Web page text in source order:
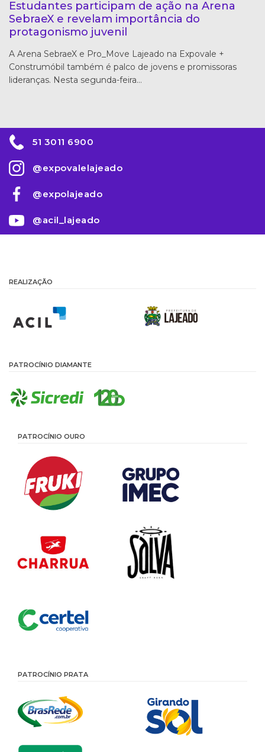
Estudantes participam de ação na Arena
SebraeX e revelam importância do
protagonismo juvenil
A Arena SebraeX e Pro_Move Lajeado na Expovale +
Construmóbil também é palco de jovens e promissoras
lideranças. Nesta segunda-feira…
51 3011 6900
@expovalelajeado
@expolajeado
@acil_lajeado
REALIZAÇÃO
PATROCÍNIO DIAMANTE
PATROCÍNIO OURO
PATROCÍNIO PRATA